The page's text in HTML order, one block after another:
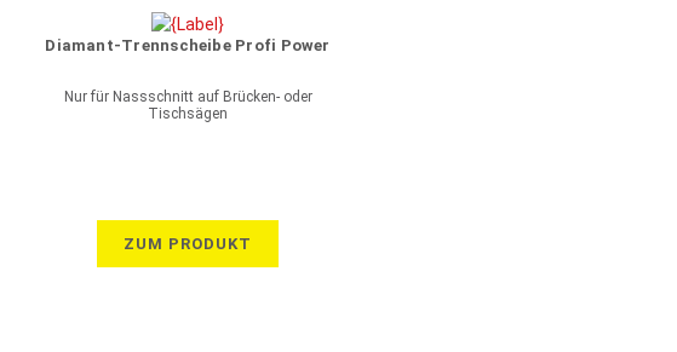
Diamant-Trennscheibe Profi Power
Nur für Nassschnitt auf Brücken- oder
Tischsägen
ZUM PRODUKT